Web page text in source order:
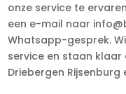
onze service te
een e-mail naar
Whatsapp-gesprek.
service en staan klaar
Driebergen